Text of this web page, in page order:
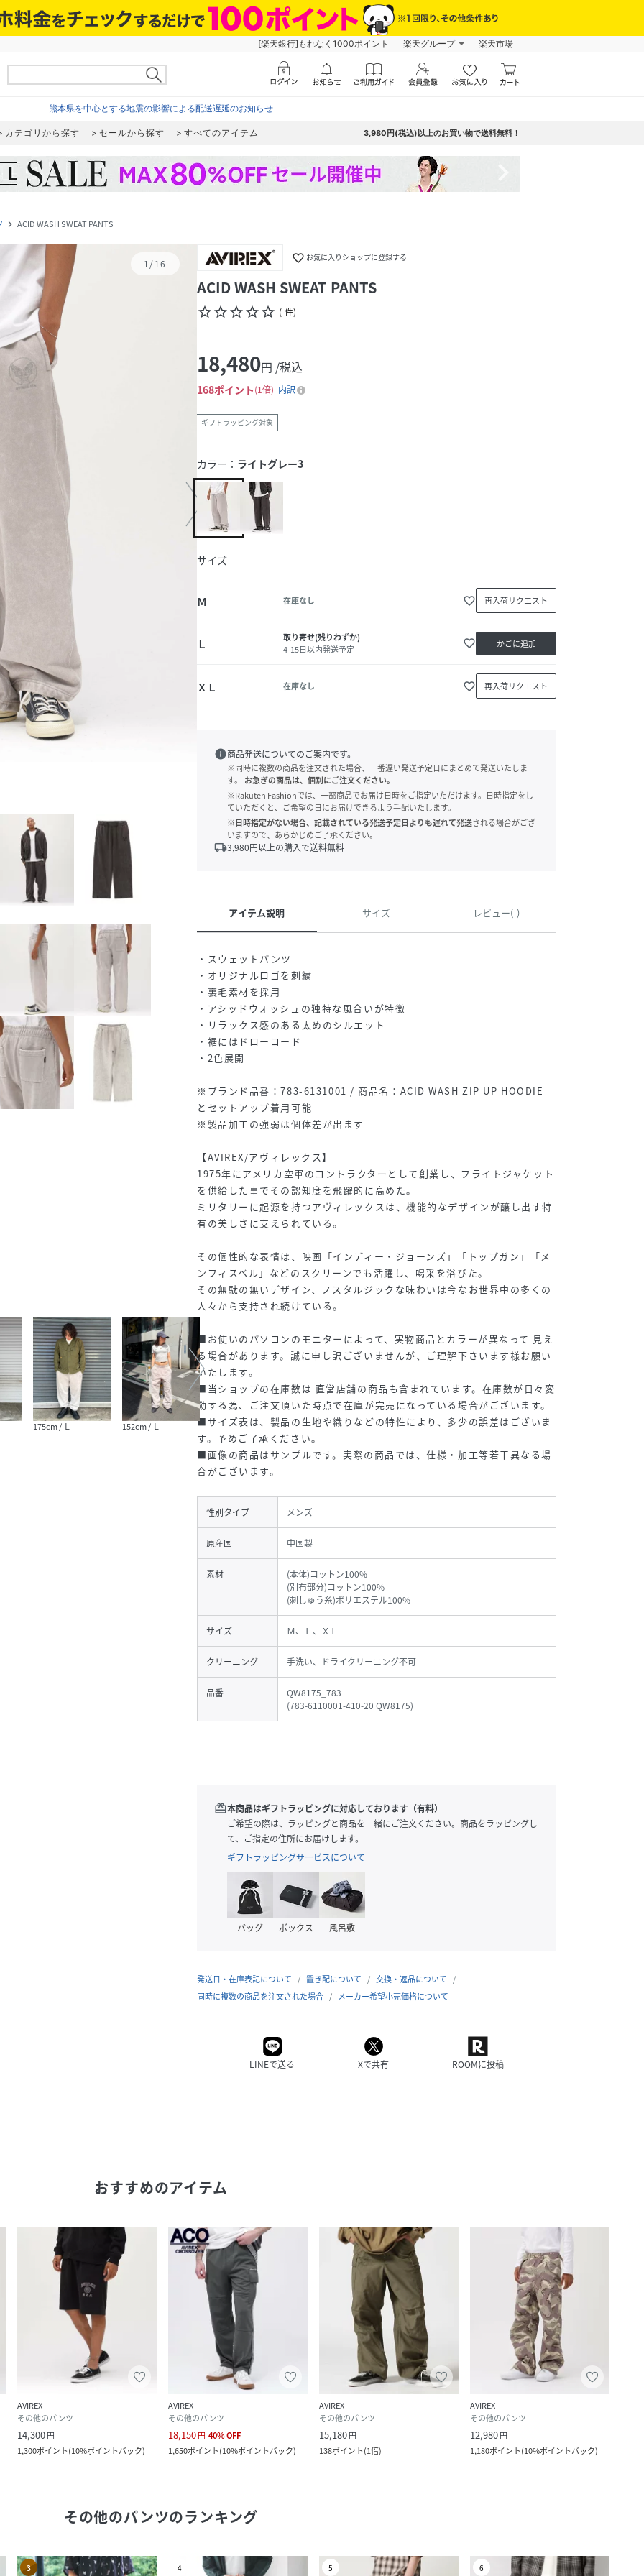
[楽天銀行]もれなく1000ポイント 楽天グループ 楽天市場
熊本県を中心とする地震の影響による配送遅延のお知らせ
カテゴリから探す セールから探す すべてのアイテム 3,980円(税込)以上のお買い物で送料無料！
navigate_next ACID WASH SWEAT PANTS
1/16
175cm / Ｌ 152cm / Ｌ 175cm / Ｌ 170cm / Ｌ 175cm / Ｌ 181cm / Ｌ
favorite_border お気に入りショップに登録する
ACID WASH SWEAT PANTS
star_borderstar_borderstar_borderstar_borderstar_border (-件)
18,480円 /税込
168ポイント 1倍 内訳
ギフトラッピング対象
カラー： ライトグレー3
サイズ
Ｍ 在庫なし favorite_border 再入荷リクエスト
Ｌ
取り寄せ(残りわずか)
4-15日以内発送予定
favorite_border かごに追加
ＸＬ 在庫なし favorite_border 再入荷リクエスト
info商品発送についてのご案内です。
※同時に複数の商品を注文された場合、一番遅い発送予定日にまとめて発送いたしま
す。
お急ぎの商品は、個別にご注文ください。
※Rakuten Fashionでは、一部商品でお届け日時をご指定いただけます。日時指定をし
ていただくと、ご希望の日にお届けできるよう手配いたします。
※日時指定がない場合、記載されている発送予定日よりも遅れて発送される場合がござ
いますので、あらかじめご了承ください。
local_shipping3,980円以上の購入で送料無料
アイテム説明 サイズ レビュー(-)
・スウェットパンツ
・オリジナルロゴを刺繍
・裏毛素材を採用
・アシッドウォッシュの独特な風合いが特徴
・リラックス感のある太めのシルエット
・裾にはドローコード
・2色展開
※ブランド品番：783-6131001 / 商品名：ACID WASH ZIP UP HOODIE
とセットアップ着用可能
※製品加工の強弱は個体差が出ます
【AVIREX/アヴィレックス】
1975年にアメリカ空軍のコントラクターとして創業し、フライトジャケット
を供給した事でその認知度を飛躍的に高めた。
ミリタリーに起源を持つアヴィレックスは、機能的なデザインが醸し出す特
有の美しさに支えられている。
その個性的な表情は、映画「インディー・ジョーンズ」「トップガン」「メ
ンフィスベル」などのスクリーンでも活躍し、喝采を浴びた。
その無駄の無いデザイン、ノスタルジックな味わいは今なお世界中の多くの
人々から支持され続けている。
■お使いのパソコンのモニターによって、実物商品とカラーが異なって 見え
る場合があります。誠に申し訳ございませんが、ご理解下さいます様お願い
いたします。
■当ショップの在庫数は 直営店舗の商品も含まれています。在庫数が日々変
動する為、ご注文頂いた時点で在庫が完売になっている場合がございます。
■サイズ表は、製品の生地や織りなどの特性により、多少の誤差はございま
す。予めご了承ください。
■画像の商品はサンプルです。実際の商品では、仕様・加工等若干異なる場
合がございます。
性別タイプ メンズ
原産国 中国製
素材
(本体)コットン100%
(別布部分)コットン100%
(刺しゅう糸)ポリエステル100%
サイズ Ｍ、Ｌ、ＸＬ
クリーニング 手洗い、ドライクリーニング不可
品番
QW8175_783
(783-6110001-410-20 QW8175)
redeem本商品はギフトラッピングに対応しております（有料）
ご希望の際は、ラッピングと商品を一緒にご注文ください。商品をラッピングし
て、ご指定の住所にお届けします。
ギフトラッピングサービスについて
バッグ ボックス 風呂敷
発送日・在庫表記について 置き配について
交換・返品について
同時に複数の商品を注文された場合
メーカー希望小売価格について
LINEで送る Xで共有 ROOMに投稿
おすすめのアイテム
AVIREX
その他のパンツ
14,300円
1,300ポイント(10%ポイントバック)
AVIREX
その他のパンツ
18,150円 40%OFF
1,650ポイント(10%ポイントバック)
AVIREX
その他のパンツ
15,180円
138ポイント(1倍)
AVIREX
その他のパンツ
12,980円
1,180ポイント(10%ポイントバック)
その他のパンツのランキング
3 4 5 6